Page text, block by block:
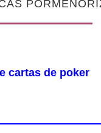
cartas de poker